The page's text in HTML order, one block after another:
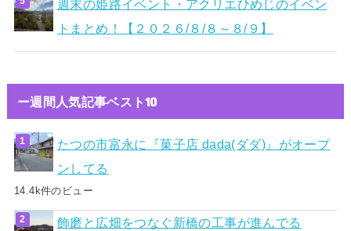
週末の姫路イベント・アクリエひめじのイベン
トまとめ！【２０２６/８/８～８/９】
ー週間人気記事ベスト10
たつの市富永に『菓子店 dada(ダダ)』がオープ
ンしてる
14.4k件のビュー
飾磨と広畑をつなぐ新橋の工事が進んでる